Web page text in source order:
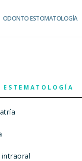
ODONTO ESTOMATOLOGÍA
ESTEMATOLOGÍA
intraoral